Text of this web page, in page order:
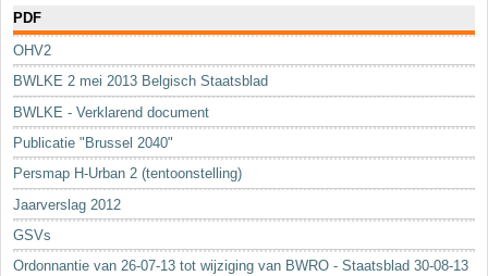
Stedenbouwkundige vergunning
Cartografie
Studies en publicaties
Sleutelwoorden
Stedenbouwkundige inlichtingen
PDF
OHV2
BWLKE 2 mei 2013 Belgisch Staatsblad
BWLKE - Verklarend document
Publicatie "Brussel 2040"
Persmap H-Urban 2 (tentoonstelling)
Jaarverslag 2012
GSVs
Ordonnantie van 26-07-13 tot wijziging van BWRO - Staatsblad 30-08-13